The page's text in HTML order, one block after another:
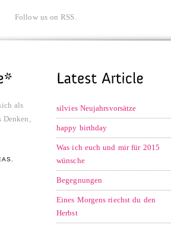
Follow us on RSS.
als
silvies Neujahrsvorsätze
happy birthday
Was ich euch und mir für 2015
wünsche
Begegnungen
Eines Morgens riechst du den
Herbst